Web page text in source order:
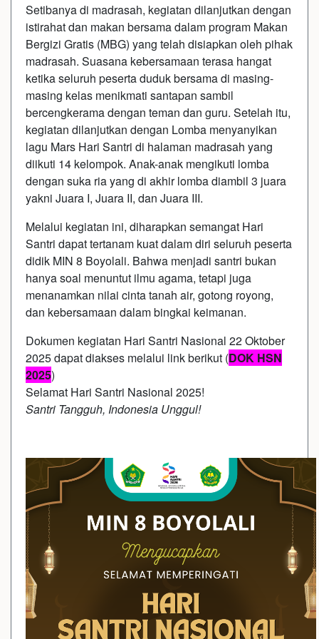
Setibanya di madrasah, kegiatan dilanjutkan dengan
istirahat dan makan bersama dalam program Makan
Bergizi Gratis (MBG) yang telah disiapkan oleh pihak
madrasah. Suasana kebersamaan terasa hangat
ketika seluruh peserta duduk bersama di masing-
masing kelas menikmati santapan sambil
bercengkerama dengan teman dan guru. Setelah itu,
kegiatan dilanjutkan dengan Lomba menyanyikan
lagu Mars Hari Santri di halaman madrasah yang
diikuti 14 kelompok. Anak-anak mengikuti lomba
dengan suka ria yang di akhir lomba diambil 3 juara
yakni Juara I, Juara II, dan Juara III.
Melalui kegiatan ini, diharapkan semangat Hari
Santri dapat tertanam kuat dalam diri seluruh peserta
didik MIN 8 Boyolali. Bahwa menjadi santri bukan
hanya soal menuntut ilmu agama, tetapi juga
menanamkan nilai cinta tanah air, gotong royong,
dan kebersamaan dalam bingkai keimanan.
Dokumen kegiatan Hari Santri Nasional 22 Oktober
2025 dapat diakses melalui link berikut (DOK HSN
2025)
Selamat Hari Santri Nasional 2025!
Santri Tangguh, Indonesia Unggul!